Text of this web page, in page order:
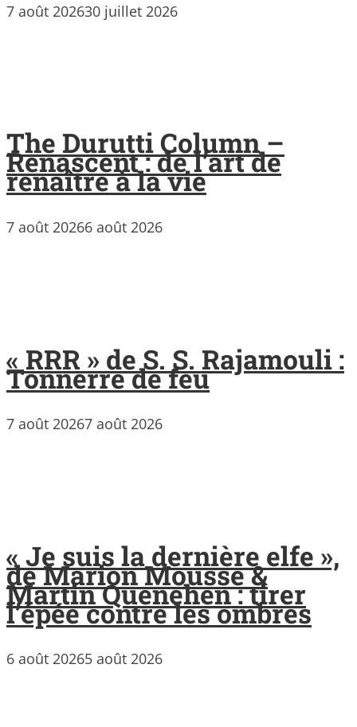
7 août 202630 juillet 2026
The Durutti Column –
Renascent : de l’art de
renaître à la vie
7 août 20266 août 2026
« RRR » de S. S. Rajamouli :
Tonnerre de feu
7 août 20267 août 2026
« Je suis la dernière elfe »,
de Marion Mousse &
Martin Quenehen : tirer
l’épée contre les ombres
6 août 20265 août 2026